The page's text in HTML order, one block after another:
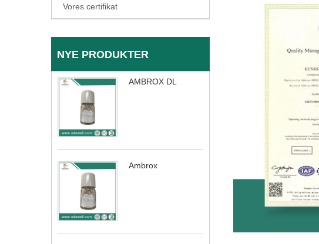
Vores certifikat
NYE PRODUKTER
AMBROX DL
Ambrox